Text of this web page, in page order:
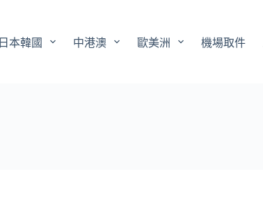
日本韓國 中港澳 歐美洲 機場取件